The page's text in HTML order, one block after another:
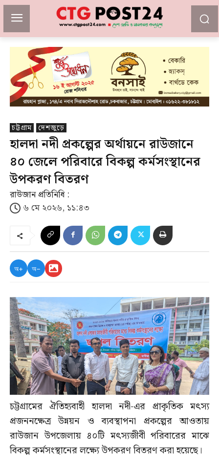
চট্টগ্রাম দেশজুড়ে
হালদা নদী প্রকল্পের অর্থায়নে রাউজানে
৪০ জেলে পরিবারে বিকল্প কর্মসংস্থানের
উপকরণ বিতরণ
রাউজান প্রতিনিধি :
৬ মে ২০২৬, ১১:৪৩
অ+ অ−
চট্টগ্রামের ঐতিহ্যবাহী হালদা নদী-এর প্রাকৃতিক মৎস্য
প্রজননক্ষেত্র উন্নয়ন ও ব্যবস্থাপনা প্রকল্পের আওতায়
রাউজান উপজেলায় ৪০টি মৎস্যজীবী পরিবারের মাঝে
বিকল্প কর্মসংস্থানের লক্ষ্যে উপকরণ বিতরণ করা হয়েছে।